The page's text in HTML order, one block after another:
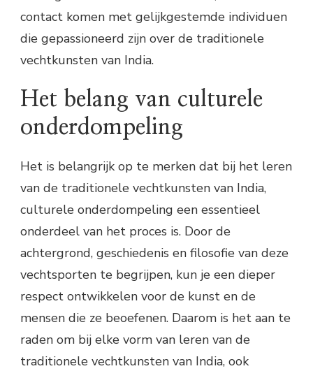
contact komen met gelijkgestemde individuen
die gepassioneerd zijn over de traditionele
vechtkunsten van India.
Het belang van culturele
onderdompeling
Het is belangrijk op te merken dat bij het leren
van de traditionele vechtkunsten van India,
culturele onderdompeling een essentieel
onderdeel van het proces is. Door de
achtergrond, geschiedenis en filosofie van deze
vechtsporten te begrijpen, kun je een dieper
respect ontwikkelen voor de kunst en de
mensen die ze beoefenen. Daarom is het aan te
raden om bij elke vorm van leren van de
traditionele vechtkunsten van India, ook